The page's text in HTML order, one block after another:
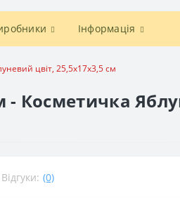
Інформація
цвіт, 25,5x17x3,5 см
- Косметичка
Відгуки: (0)